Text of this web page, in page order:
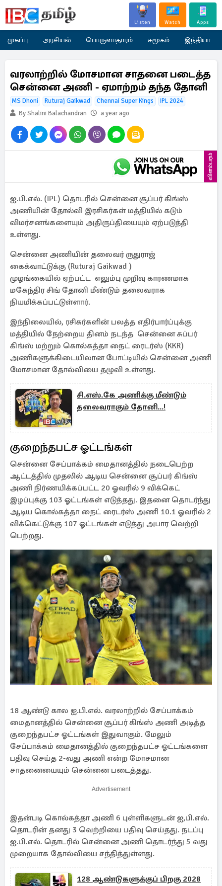
Listen Watch Apps
முகப்பு அரசியல் பொருளாதாரம் சமூகம் இந்தியா
வரலாற்றில் மோசமான சாதனை படைத்த
சென்னை அணி - ஏமாற்றம் தந்த தோனி
MS Dhoni Ruturaj Gaikwad Chennai Super Kings
IPL 2024
By Shalini Balachandran
a year ago
விளம்பரம்
ஐ.பி.எல். (IPL) தொடரில் சென்னை சூப்பர் கிங்ஸ்
அணியின் தோல்வி இரசிகர்கள் மத்தியில் கடும்
விமர்சனங்களையும் அதிருப்தியையும் ஏற்படுத்தி
உள்ளது.
சென்னை அணியின் தலைவர் ருதுராஜ்
கைக்வாட்டுக்கு (Ruturaj Gaikwad )
முழங்கையில் ஏற்பட்ட எலும்பு முறிவு காரணமாக
மகேந்திர சிங் தோனி மீண்டும் தலைவராக
நியமிக்கப்பட்டுள்ளார்.
இந்நிலையில், ரசிகர்களின் பலத்த எதிர்பார்ப்புக்கு
மத்தியில் நேற்றைய தினம் நடந்த சென்னை சுப்பர்
கிங்ஸ் மற்றும் கொல்கத்தா நைட் ரைடர்ஸ் (KKR)
அணிகளுக்கிடையிலான போட்டியில் சென்னை அணி
மோசமான தோல்வியை தழுவி உள்ளது.
சி.எஸ்.கே அணிக்கு மீண்டும்
தலைவராகும் தோனி...!
குறைந்தபட்ச ஓட்டங்கள்
சென்னை சேப்பாக்கம் மைதானத்தில் நடைபெற்ற
ஆட்டத்தில் முதலில் ஆடிய சென்னை சூப்பர் கிங்ஸ்
அணி நிர்ணயிக்கப்பட்ட 20 ஓவரில் 9 விக்கெட்
இழப்புக்கு 103 ஓட்டங்கள் எடுத்தது. இதனை தொடர்ந்து
ஆடிய கொல்கத்தா நைட் ரைடர்ஸ் அணி 10.1 ஓவரில் 2
விக்கெட்டுக்கு 107 ஓட்டங்கள் எடுத்து அபார வெற்றி
பெற்றது.
18 ஆண்டு கால ஐ.பி.எல். வரலாற்றில் சேப்பாக்கம்
மைதானத்தில் சென்னை சூப்பர் கிங்ஸ் அணி அடித்த
குறைந்தபட்ச ஓட்டங்கள் இதுவாகும். மேலும்
சேப்பாக்கம் மைதானத்தில் குறைந்தபட்ச ஓட்டங்களை
பதிவு செய்த 2-வது அணி என்ற மோசமான
சாதனையையும் சென்னை படைத்தது.
Advertisement
இதன்படி கொல்கத்தா அணி 6 புள்ளிகளுடன் ஐ,பி.எல்.
தொடரின் தனது 3 வெற்றியை பதிவு செய்தது. நடப்பு
ஐ.பி.எல். தொடரில் சென்னை அணி தொடர்ந்து 5 வது
முறையாக தோல்வியை சந்தித்துள்ளது.
128 ஆண்டுகளுக்குப் பிறகு 2028